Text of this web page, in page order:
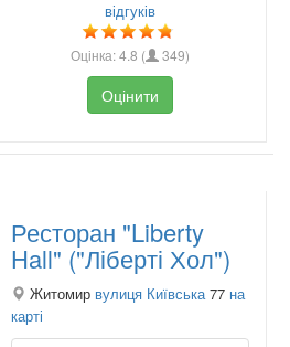
відгуків
Оцінка:4.8 ( 349)
Оцінити
Ресторан "Liberty
Hall" ("Ліберті Хол")
Житомир вулиця Київська 77 на
карті